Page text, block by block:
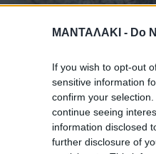
ΜΑΝΤΑΛΑΚΙ - Do
If you wish to opt-out
sensitive information
confirm your
continue seeing
information disclosed
further disclosure of